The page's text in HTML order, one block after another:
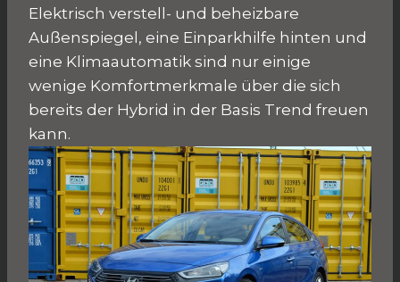
Elektrisch verstell- und beheizbare
Außenspiegel, eine Einparkhilfe hinten und
eine Klimaautomatik sind nur einige
wenige Komfortmerkmale über die sich
bereits der Hybrid in der Basis Trend freuen
kann.